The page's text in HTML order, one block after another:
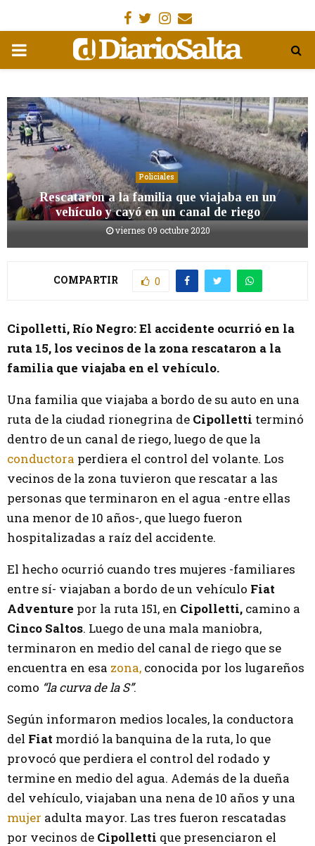
Facebook
Gorjeo
Instagram
Email
MENÚ
Policiales
Rescataron a la familia que viajaba en un
vehículo y cayó en un canal de riego
viernes 09 octubre 2020
COMPARTIR 0
Cipolletti, Río Negro: El accidente ocurrió en la
ruta 15, los vecinos de la zona rescataron a la
familia que viajaba en el vehículo.
Una familia que viajaba a bordo de su auto en una
ruta de la ciudad rionegrina de Cipolletti terminó
dentro de un canal de riego, luego de que la
conductora perdiera el control del volante. Los
vecinos de la zona tuvieron que rescatar a las
personas que terminaron en el agua -entre ellas
una menor de 10 años-, que luego fueron
hospitalizadas a raíz del accidente.
El hecho ocurrió cuando tres mujeres -familiares
entre sí- viajaban a bordo de un vehículo Fiat
Adventure por la ruta 151, en Cipolletti, camino a
Cinco Saltos. Luego de una mala maniobra,
terminaron en medio del canal de riego que se
encuentra en esa zona, conocida por los lugareños
como “la curva de la S”.
Según informaron medios locales, la conductora
del Fiat mordió la banquina de la ruta, lo que
provocó que perdiera el control del rodado y
termine en medio del agua. Además de la dueña
del vehículo, viajaban una nena de 10 años y una
mujer adulta mayor. Las tres fueron rescatadas
por vecinos de Cipolletti que presenciaron el